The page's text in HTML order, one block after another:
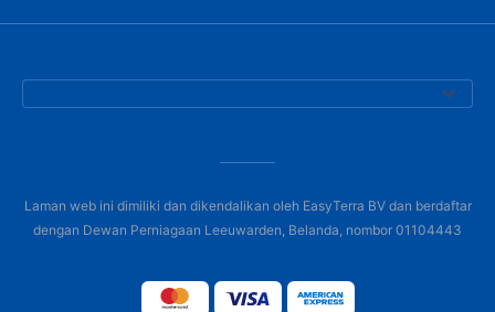
Laman web ini dimiliki dan dikendalikan oleh EasyTerra BV dan berdaftar
dengan Dewan Perniagaan Leeuwarden, Belanda, nombor 01104443